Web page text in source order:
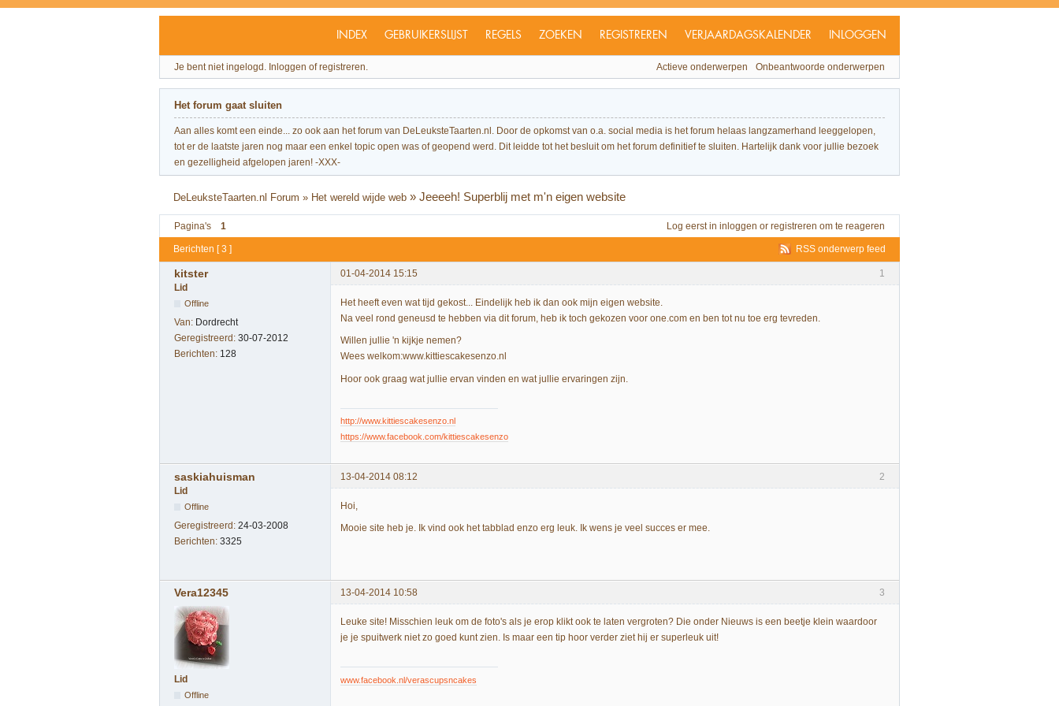
INDEX GEBRUIKERSLIJST REGELS ZOEKEN REGISTREREN VERJAARDAGSKALENDER INLOGGEN
Je bent niet ingelogd. Inloggen of registreren. Actieve onderwerpen Onbeantwoorde onderwerpen
Het forum gaat sluiten
Aan alles komt een einde... zo ook aan het forum van DeLeuksteTaarten.nl. Door de opkomst van o.a. social media is het forum helaas langzamerhand leeggelopen,
tot er de laatste jaren nog maar een enkel topic open was of geopend werd. Dit leidde tot het besluit om het forum definitief te sluiten. Hartelijk dank voor jullie bezoek
en gezelligheid afgelopen jaren! -XXX-
DeLeuksteTaarten.nl Forum » Het wereld wijde web »Jeeeeh! Superblij met m'n eigen website
Pagina's 1 Log eerst in inloggen or registreren om te reageren
RSS onderwerp feed
Berichten [ 3 ]
1
kitster
01-04-2014 15:15
Lid
Offline
Van: Dordrecht
Geregistreerd: 30-07-2012
Berichten: 128
Het heeft even wat tijd gekost... Eindelijk heb ik dan ook mijn eigen website.
Na veel rond geneusd te hebben via dit forum, heb ik toch gekozen voor one.com en ben tot nu toe erg tevreden.
Willen jullie 'n kijkje nemen?
Wees welkom:www.kittiescakesenzo.nl
Hoor ook graag wat jullie ervan vinden en wat jullie ervaringen zijn.
http://www.kittiescakesenzo.nl
https://www.facebook.com/kittiescakesenzo
2
saskiahuisman
13-04-2014 08:12
Lid
Offline
Geregistreerd: 24-03-2008
Berichten: 3325
Hoi,
Mooie site heb je. Ik vind ook het tabblad enzo erg leuk. Ik wens je veel succes er mee.
3
Vera12345 13-04-2014 10:58
Lid
Offline
Leuke site! Misschien leuk om de foto's als je erop klikt ook te laten vergroten? Die onder Nieuws is een beetje klein waardoor
je je spuitwerk niet zo goed kunt zien. Is maar een tip hoor verder ziet hij er superleuk uit!
www.facebook.nl/verascupsncakes